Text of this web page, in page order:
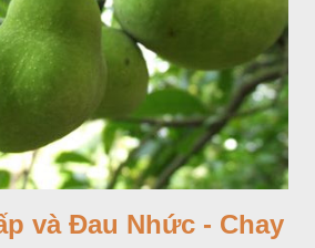
và Đau Nhức - Chay